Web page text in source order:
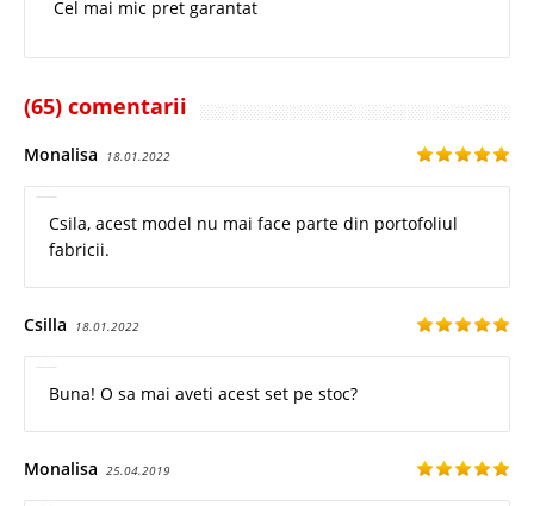
Cel mai mic pret garantat
(65) comentarii
Monalisa 18.01.2022
Csila, acest model nu mai face parte din portofoliul
fabricii.
Csilla 18.01.2022
Buna! O sa mai aveti acest set pe stoc?
Monalisa 25.04.2019